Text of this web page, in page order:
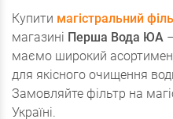
Купити магістральний
магазині Перша Вода ЮА
маємо широкий
для якісного очищення
Замовляйте фільтр на
Україні.